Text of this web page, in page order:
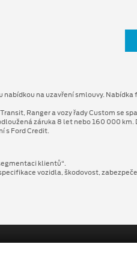
na uzavření smlouvy.
Ranger a vozy řady Custom se
záruka 8 let nebo 160 000 km.
s Ford Credit.
klientů“.
vozidla, škodovost,